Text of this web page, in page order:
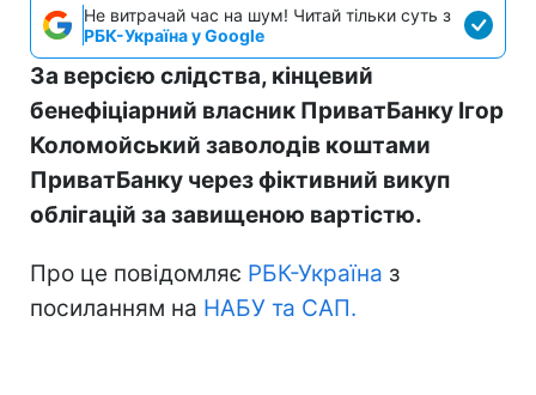
Не витрачай час на шум! Читай тільки суть з
РБК-Україна у Google
За версією слідства, кінцевий
бенефіціарний власник ПриватБанку Ігор
Коломойський заволодів коштами
ПриватБанку через фіктивний викуп
облігацій за завищеною вартістю.
Про це повідомляє РБК-Україна з
посиланням на НАБУ та САП.